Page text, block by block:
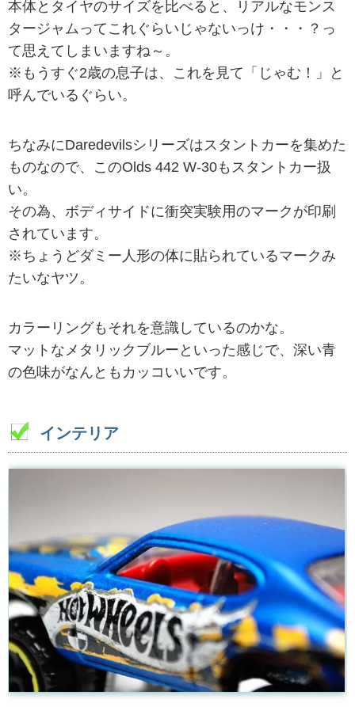
本体とタイヤのサイズを比べると、リアルなモンス
タージャムってこれぐらいじゃないっけ・・・？っ
て思えてしまいますね～。
※もうすぐ2歳の息子は、これを見て「じゃむ！」と
呼んでいるぐらい。
ちなみにDaredevilsシリーズはスタントカーを集めた
ものなので、このOlds 442 W-30もスタントカー扱
い。
その為、ボディサイドに衝突実験用のマークが印刷
されています。
※ちょうどダミー人形の体に貼られているマークみ
たいなヤツ。
カラーリングもそれを意識しているのかな。
マットなメタリックブルーといった感じで、深い青
の色味がなんともカッコいいです。
インテリア